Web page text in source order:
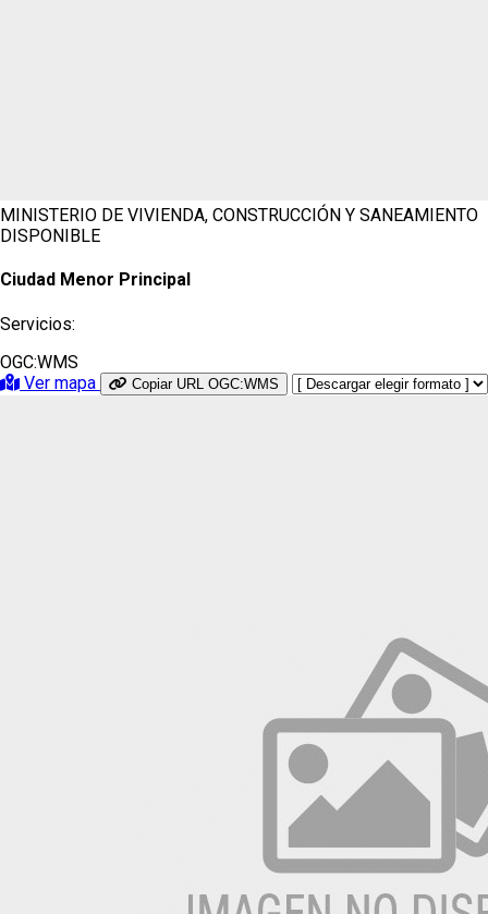
MINISTERIO DE VIVIENDA, CONSTRUCCIÓN Y SANEAMIENTO
DISPONIBLE
Ciudad Menor Principal
Servicios:
OGC:WMS
Ver mapa
Copiar URL OGC:WMS